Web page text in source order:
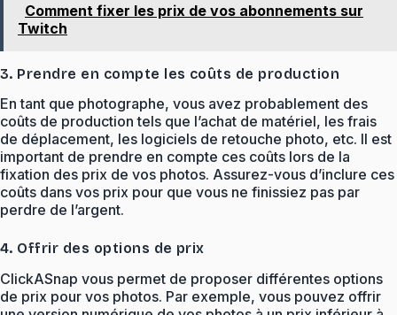
Comment fixer les prix de vos abonnements sur
Twitch
3. Prendre en compte les coûts de production
En tant que photographe, vous avez probablement des
coûts de production tels que l’achat de matériel, les frais
de déplacement, les logiciels de retouche photo, etc. Il est
important de prendre en compte ces coûts lors de la
fixation des prix de vos photos. Assurez-vous d’inclure ces
coûts dans vos prix pour que vous ne finissiez pas par
perdre de l’argent.
4. Offrir des options de prix
ClickASnap vous permet de proposer différentes options
de prix pour vos photos. Par exemple, vous pouvez offrir